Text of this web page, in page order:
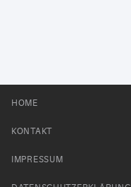
HOME
KONTAKT
IMPRESSUM